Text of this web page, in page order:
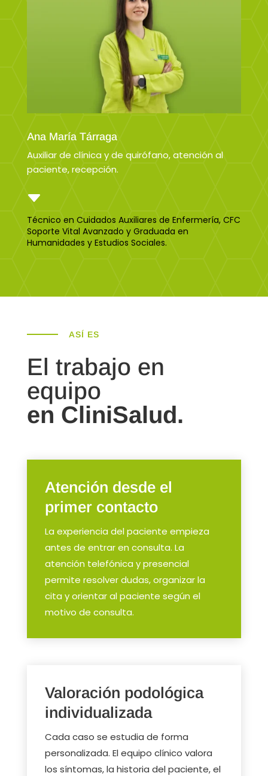
Ana María Tárraga
Auxiliar de clínica y de quirófano, atención al
paciente, recepción.
C
Técnico en Cuidados Auxiliares de Enfermería, CFC
Soporte Vital Avanzado y Graduada en
Humanidades y Estudios Sociales.
ASÍ ES
El trabajo en
equipo
en CliniSalud.
Atención desde el
primer contacto
La experiencia del paciente empieza
antes de entrar en consulta. La
atención telefónica y presencial
permite resolver dudas, organizar la
cita y orientar al paciente según el
motivo de consulta.
Valoración podológica
individualizada
Cada caso se estudia de forma
personalizada. El equipo clínico valora
los síntomas, la historia del paciente, el